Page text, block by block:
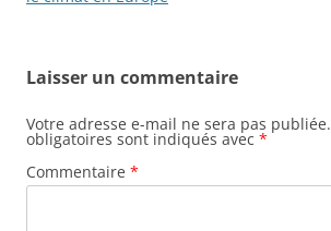
Laisser un commentaire
Votre adresse e-mail ne sera pas publiée.
obligatoires sont indiqués avec *
Commentaire *